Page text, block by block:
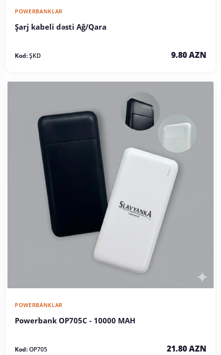
POWERBANKLAR
Şarj kabeli dəsti Ağ/Qara
Kod:ŞKD 9.80 AZN
POWERBANKLAR
Powerbank OP705C - 10000 MAH
Kod:OP705 21.80 AZN